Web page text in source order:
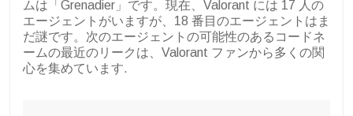
ムは「Grenadier」です。現在、Valorant には 17 人の
エージェントがいますが、18 番目のエージェントはま
だ謎です。次のエージェントの可能性のあるコードネ
ームの最近のリークは、Valorant ファンから多くの関
心を集めています.